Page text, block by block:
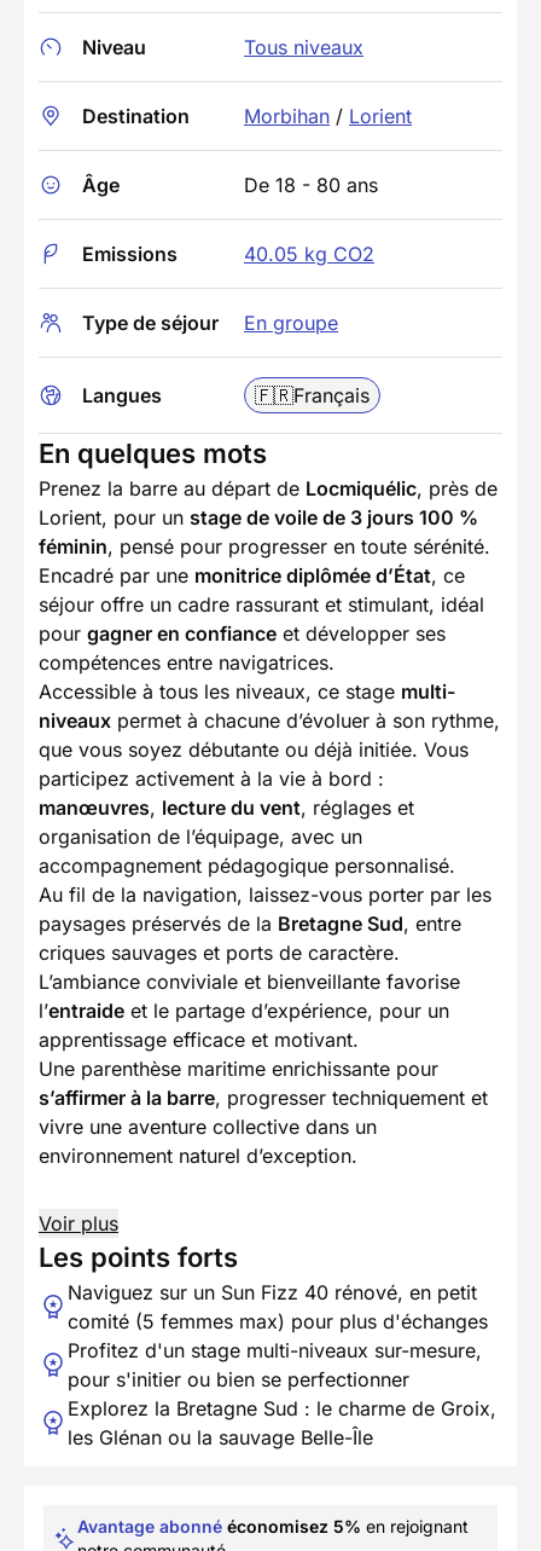
Niveau Tous niveaux
Destination Morbihan / Lorient
Âge De 18 - 80 ans
Emissions 40.05 kg CO2
Type de séjour En groupe
Langues 🇫🇷Français
En quelques mots
Prenez la barre au départ de Locmiquélic, près de
Lorient, pour un stage de voile de 3 jours 100 %
féminin, pensé pour progresser en toute sérénité.
Encadré par une monitrice diplômée d’État, ce
séjour offre un cadre rassurant et stimulant, idéal
pour gagner en confiance et développer ses
compétences entre navigatrices.
Accessible à tous les niveaux, ce stage multi-
niveaux permet à chacune d’évoluer à son rythme,
que vous soyez débutante ou déjà initiée. Vous
participez activement à la vie à bord :
manœuvres, lecture du vent, réglages et
organisation de l’équipage, avec un
accompagnement pédagogique personnalisé.
Au fil de la navigation, laissez-vous porter par les
paysages préservés de la Bretagne Sud, entre
criques sauvages et ports de caractère.
L’ambiance conviviale et bienveillante favorise
l’entraide et le partage d’expérience, pour un
apprentissage efficace et motivant.
Une parenthèse maritime enrichissante pour
s’affirmer à la barre, progresser techniquement et
vivre une aventure collective dans un
environnement naturel d’exception.
Voir plus
Les points forts
Naviguez sur un Sun Fizz 40 rénové, en petit
comité (5 femmes max) pour plus d'échanges
Profitez d'un stage multi-niveaux sur-mesure,
pour s'initier ou bien se perfectionner
Explorez la Bretagne Sud : le charme de Groix,
les Glénan ou la sauvage Belle-Île
Avantage abonné économisez 5% en rejoignant